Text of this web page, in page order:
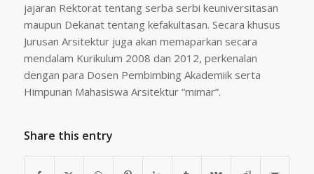
jajaran Rektorat tentang serba serbi keuniversitasan
maupun Dekanat tentang kefakultasan. Secara khusus
Jurusan Arsitektur juga akan memaparkan secara
mendalam Kurikulum 2008 dan 2012, perkenalan
dengan para Dosen Pembimbing Akademiik serta
Himpunan Mahasiswa Arsitektur “mimar”.
Share this entry